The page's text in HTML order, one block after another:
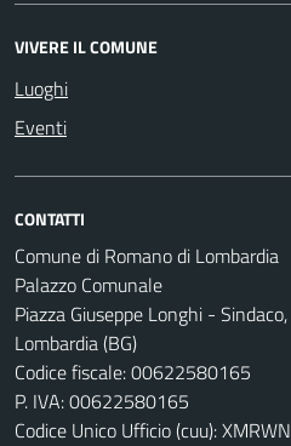
VIVERE IL COMUNE
Luoghi
Eventi
CONTATTI
Comune di Romano di Lombardia
Palazzo Comunale
Piazza Giuseppe Longhi -
Lombardia (BG)
Codice fiscale: 00622580165
P. IVA: 00622580165
Codice Unico Ufficio (cuu):